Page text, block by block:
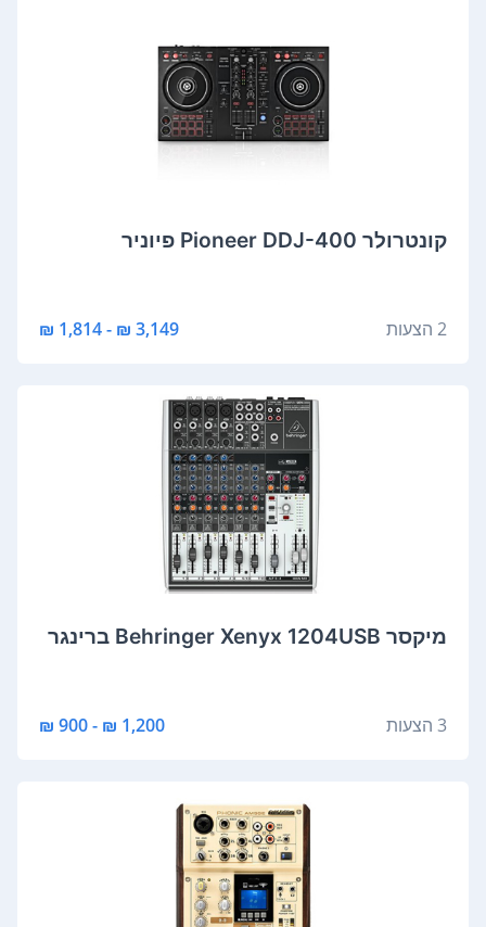
‏קונטרולר Pioneer DDJ-400 פיוניר
2 הצעות 3,149 ₪ - 1,814 ₪
‏מיקסר Behringer Xenyx 1204USB ברינגר
3 הצעות 1,200 ₪ - 900 ₪